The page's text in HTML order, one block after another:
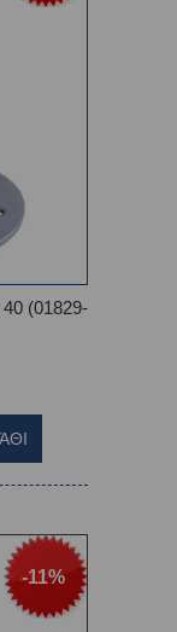
(01829-
-11%